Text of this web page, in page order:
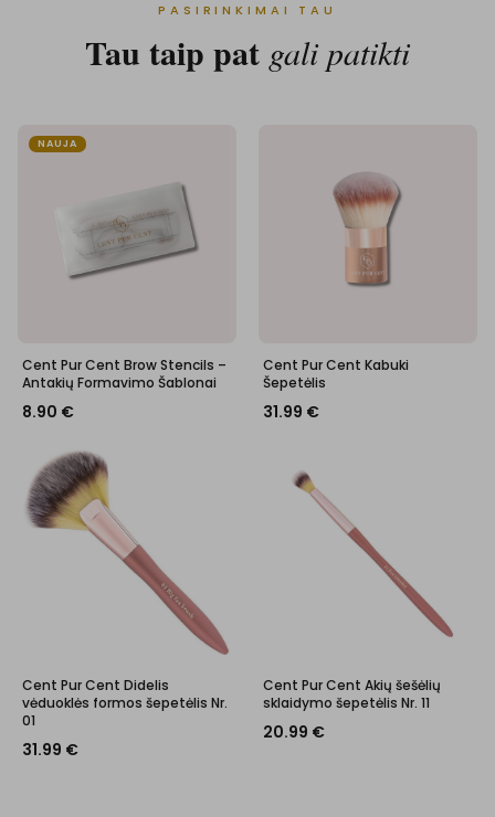
PASIRINKIMAI TAU
Tau taip pat gali patikti
NAUJA
Cent Pur Cent Brow Stencils –
Antakių Formavimo Šablonai
8.90 €
Cent Pur Cent Kabuki
Šepetėlis
31.99 €
Cent Pur Cent Didelis
vėduoklės formos šepetėlis Nr.
01
31.99 €
Cent Pur Cent Akių šešėlių
sklaidymo šepetėlis Nr. 11
20.99 €